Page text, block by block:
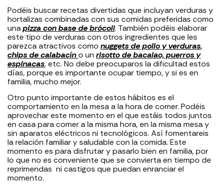
Podéis buscar recetas divertidas que incluyan verduras y
hortalizas combinadas con sus comidas preferidas como
unapizza con base de brócoli. También podéis elaborar
este tipo de verduras con otros ingredientes que les
parezca atractivos como nuggets de pollo y verduras,
chips de calabacíno un risotto de bacalao, puerros y
espinacas, etc. No debe preocuparos la dificultad estos
días, porque es importante ocupar tiempo, y si es en
familia, mucho mejor.
Otro punto importante de estos hábitos es el
comportamiento en la mesa a la hora de comer. Podéis
aprovechar este momento en el que estáis todos juntos
en casa para comer a la misma hora, en la misma mesa y
sin aparatos eléctricos ni tecnológicos. Así fomentareis
la relación familiar y saludable con la comida. Este
momento es para disfrutar y pasarlo bien en familia, por
lo que no es conveniente que se convierta en tiempo de
reprimendas ni castigos que puedan enranciar el
momento.